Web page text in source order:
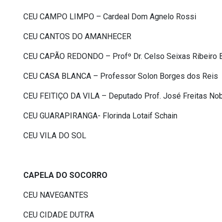
CEU CAMPO LIMPO – Cardeal Dom Agnelo Rossi
CEU CANTOS DO AMANHECER
CEU CAPÃO REDONDO – Profº Dr. Celso Seixas Ribeiro
CEU CASA BLANCA – Professor Solon Borges dos Reis
CEU FEITIÇO DA VILA – Deputado Prof. José Freitas
CEU GUARAPIRANGA- Florinda Lotaif Schain
CEU VILA DO SOL
CAPELA DO SOCORRO
CEU NAVEGANTES
CEU CIDADE DUTRA